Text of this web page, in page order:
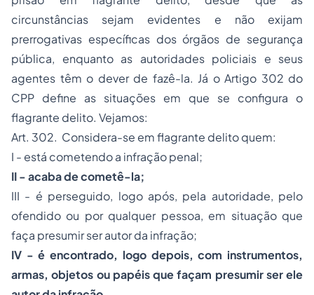
circunstâncias sejam evidentes e não exijam
prerrogativas específicas dos órgãos de segurança
pública, enquanto as autoridades policiais e seus
agentes têm o dever de fazê-la. Já o Artigo 302 do
CPP define as situações em que se configura o
flagrante delito. Vejamos:
Art. 302. Considera-se em flagrante delito quem:
I - está cometendo a infração penal;
II - acaba de cometê-la;
III - é perseguido, logo após, pela autoridade, pelo
ofendido ou por qualquer pessoa, em situação que
faça presumir ser autor da infração;
IV - é encontrado, logo depois, com instrumentos,
armas, objetos ou papéis que façam presumir ser ele